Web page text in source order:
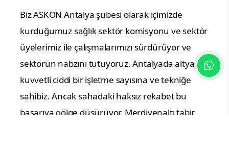
Biz ASKON Antalya şubesi olarak içimizde
kurduğumuz sağlık sektör komisyonu ve sektör
üyelerimiz ile çalışmalarımızı sürdürüyor ve
sektörün nabzını tutuyoruz. Antalyada altyapısı
kuvvetli ciddi bir işletme sayısına ve tekniğe
sahibiz. Ancak sahadaki haksız rekabet bu
başarıya gölge düşürüyor. Merdivenaltı tabir